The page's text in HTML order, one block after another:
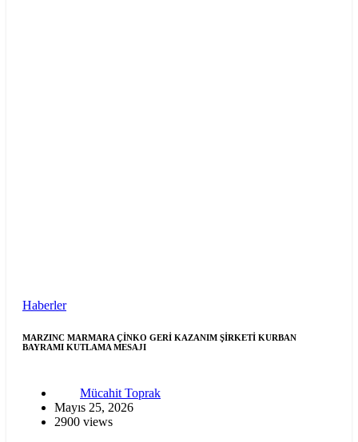
Haberler
MARZINC MARMARA ÇİNKO GERİ KAZANIM ŞİRKETİ KURBAN
BAYRAMI KUTLAMA MESAJI
Mücahit Toprak
Mayıs 25, 2026
2900 views